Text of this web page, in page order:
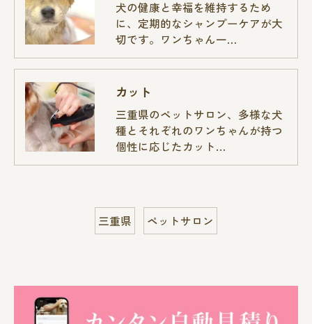
犬の健康と幸福を維持するため
に、定期的なシャンプーケアが大
切です。ワンちゃん一…
カット
三重県のペットサロン、多様な犬
種とそれぞれのワンちゃんが持つ
個性に応じたカット…
三重県 ペットサロン